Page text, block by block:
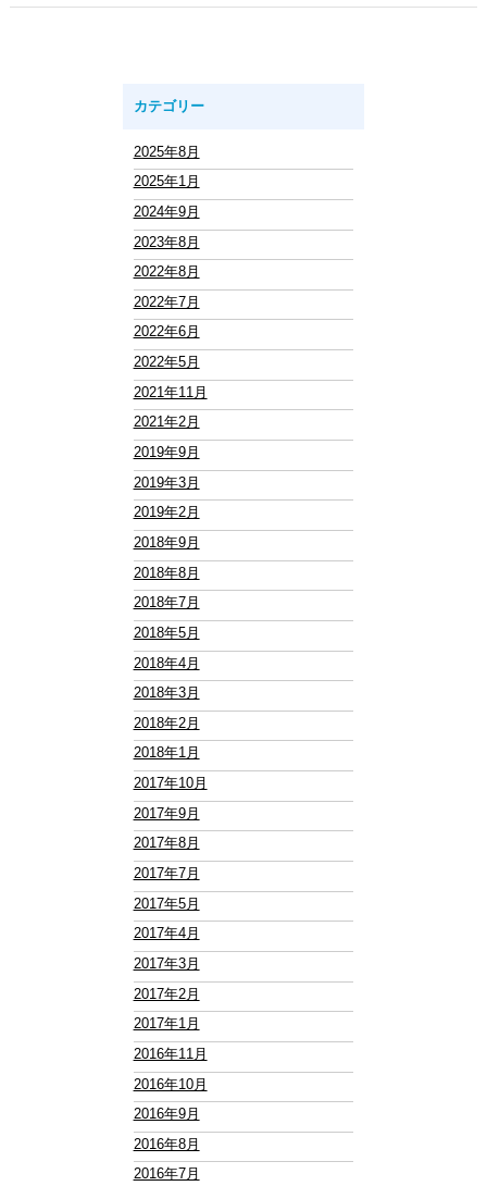
カテゴリー
2025年8月
2025年1月
2024年9月
2023年8月
2022年8月
2022年7月
2022年6月
2022年5月
2021年11月
2021年2月
2019年9月
2019年3月
2019年2月
2018年9月
2018年8月
2018年7月
2018年5月
2018年4月
2018年3月
2018年2月
2018年1月
2017年10月
2017年9月
2017年8月
2017年7月
2017年5月
2017年4月
2017年3月
2017年2月
2017年1月
2016年11月
2016年10月
2016年9月
2016年8月
2016年7月